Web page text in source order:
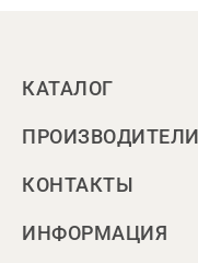
КАТАЛОГ
ПРОИЗВОДИТЕЛИ
КОНТАКТЫ
ИНФОРМАЦИЯ